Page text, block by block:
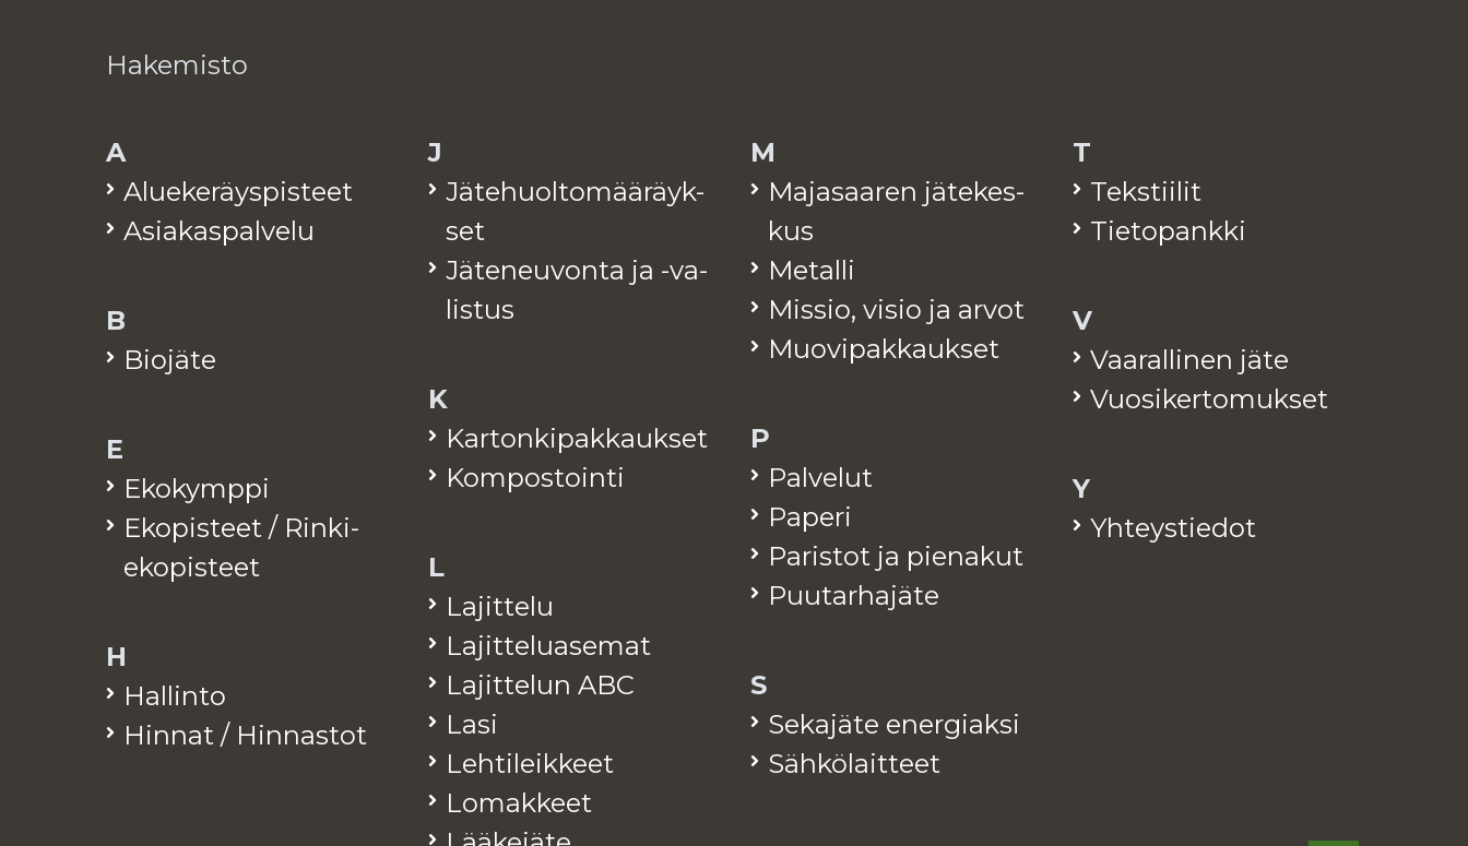
Hakemisto
A
Alue­ke­räys­pis­teet
Asia­kas­pal­ve­lu
B
Bio­jä­te
E
Eko­kymp­pi
Eko­pis­teet / Rinki-
eko­pis­teet
H
Hal­lin­to
Hin­nat / Hin­nas­tot
J
Jä­te­huol­to­mää­räyk­
set
Jä­te­neu­von­ta ja -va­
lis­tus
K
Kar­ton­ki­pak­kauk­set
Kom­pos­toin­ti
L
La­jit­te­lu
La­jit­te­lua­se­mat
La­jit­te­lun ABC
Lasi
Leh­ti­leik­keet
Lo­mak­keet
M
Ma­ja­saa­ren jä­te­kes­
kus
Me­tal­li
Mis­sio, visio ja arvot
Muo­vi­pak­kauk­set
P
Pal­ve­lut
Pa­pe­ri
Pa­ris­tot ja pie­na­kut
Puu­tar­ha­jä­te
S
Se­ka­jä­te ener­giak­si
Säh­kö­lait­teet
T
Teks­tii­lit
Tie­to­pank­ki
V
Vaa­ral­li­nen jäte
Vuo­si­ker­to­muk­set
Y
Yh­teys­tie­dot